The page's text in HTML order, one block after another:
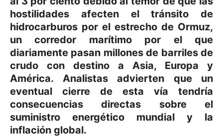
hostilidades afecten el tránsito de
hidrocarburos por el estrecho de Ormuz,
un corredor marítimo por el que
diariamente pasan millones de barriles de
crudo con destino a Asia, Europa y
América. Analistas advierten que un
eventual cierre de esta vía tendría
consecuencias directas sobre el
suministro energético mundial y la
inflación global.